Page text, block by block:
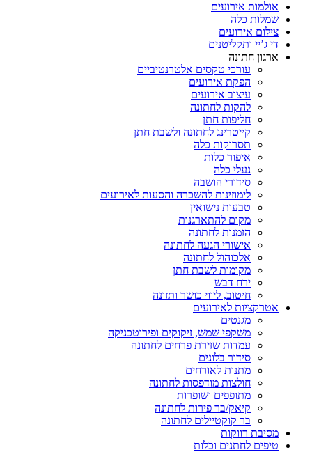
אולמות אירועים
שמלות כלה
צילום אירועים
די ג’יי ותקליטנים
ארגון חתונה
עורכי טקסים אלטרנטיביים
הפקת אירועים
עיצוב אירועים
להקות לחתונה
חליפות חתן
קייטרינג לחתונה ולשבת חתן
תסרוקות כלה
איפור כלות
נעלי כלה
סידורי הושבה
לימוזינות להשכרה והסעות לאירועים
טבעות נישואין
מקום להתארגנות
הזמנות לחתונה
אישורי הגעה לחתונה
אלכוהול לחתונה
מקומות לשבת חתן
ירח דבש
חיטוב, ליווי כושר ותזונה
אטרקציות לאירועים
מגנטים
משקפי שמש, זיקוקים ופירוטכניקה
עמדות שזירת פרחים לחתונה
סידור בלונים
מתנות לאורחים
חולצות מודפסות לחתונה
מתופפים ושופרות
קיאק/בר פירות לחתונה
בר קוקטיילים לחתונה
מסיבת רווקות
טיפים לחתנים וכלות